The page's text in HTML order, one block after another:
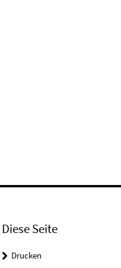
Diese Seite
Drucken